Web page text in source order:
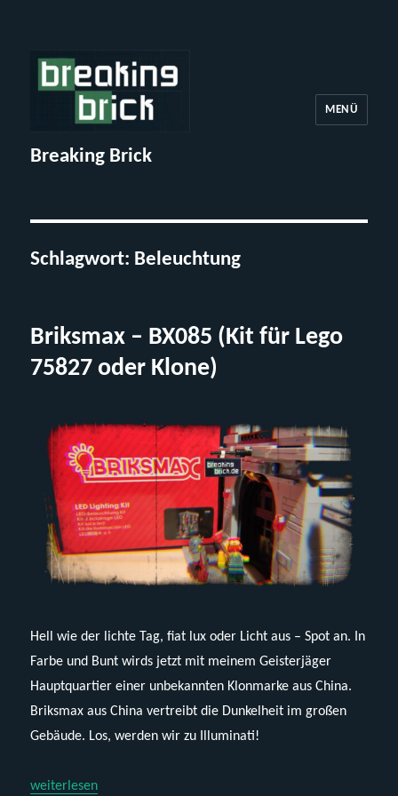
Breaking Brick
MENÜ
Schlagwort: Beleuchtung
Briksmax – BX085 (Kit für Lego
75827 oder Klone)
Hell wie der lichte Tag, fiat lux oder Licht aus – Spot an. In
Farbe und Bunt wirds jetzt mit meinem Geisterjäger
Hauptquartier einer unbekannten Klonmarke aus China.
Briksmax aus China vertreibt die Dunkelheit im großen
Gebäude. Los, werden wir zu Illuminati!
„Briksmax – BX085 (Kit für Lego 75827 oder Klone)“
weiterlesen